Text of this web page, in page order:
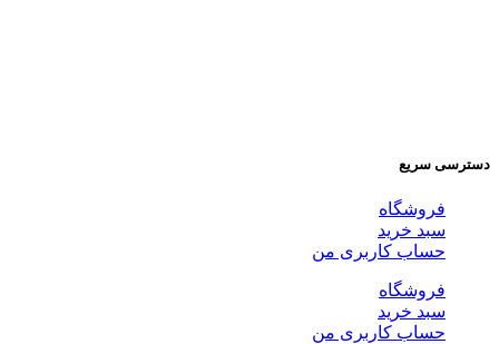
دسترسی سریع
فروشگاه
سبد خرید
حساب کاربری من
فروشگاه
سبد خرید
حساب کاربری من